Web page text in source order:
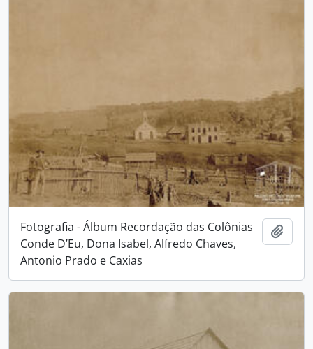
Fotografia - Álbum Recordação das Colônias
Conde D’Eu, Dona Isabel, Alfredo Chaves,
Antonio Prado e Caxias